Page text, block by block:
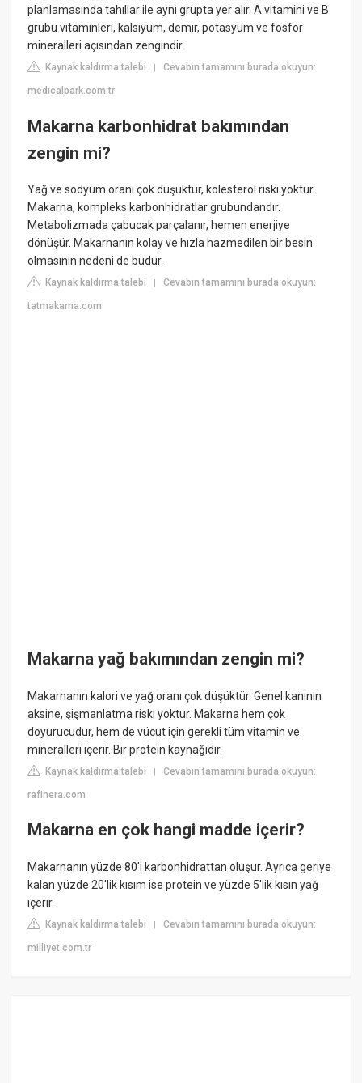
planlamasında tahıllar ile aynı grupta yer alır. A vitamini ve B
grubu vitaminleri, kalsiyum, demir, potasyum ve fosfor
mineralleri açısından zengindir.
Kaynak kaldırma talebi |Cevabın tamamını burada okuyun:
medicalpark.com.tr
Makarna karbonhidrat bakımından
zengin mi?
Yağ ve sodyum oranı çok düşüktür, kolesterol riski yoktur.
Makarna, kompleks karbonhidratlar grubundandır.
Metabolizmada çabucak parçalanır, hemen enerjiye
dönüşür. Makarnanın kolay ve hızla hazmedilen bir besin
olmasının nedeni de budur.
Kaynak kaldırma talebi |Cevabın tamamını burada okuyun:
tatmakarna.com
Makarna yağ bakımından zengin mi?
Makarnanın kalori ve yağ oranı çok düşüktür. Genel kanının
aksine, şişmanlatma riski yoktur. Makarna hem çok
doyurucudur, hem de vücut için gerekli tüm vitamin ve
mineralleri içerir. Bir protein kaynağıdır.
Kaynak kaldırma talebi |Cevabın tamamını burada okuyun:
rafinera.com
Makarna en çok hangi madde içerir?
Makarnanın yüzde 80'i karbonhidrattan oluşur. Ayrıca geriye
kalan yüzde 20'lik kısım ise protein ve yüzde 5'lik kısın yağ
içerir.
Kaynak kaldırma talebi |Cevabın tamamını burada okuyun:
milliyet.com.tr